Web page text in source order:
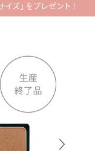
ズ」をプレゼント！